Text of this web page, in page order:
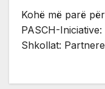
Kohë më parë
PASCH-
Shkollat: